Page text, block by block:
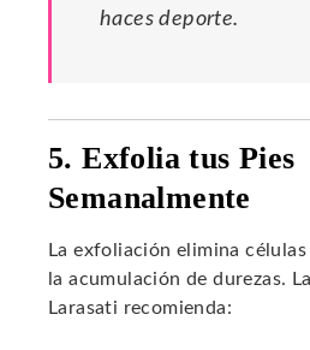
haces deporte.
5. Exfolia tus Pies
Semanalmente
La exfoliación elimina
la acumulación de durezas.
Larasati recomienda: